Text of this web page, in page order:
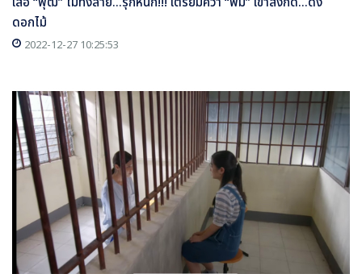
ดอกไม้
2022-12-27 10:25:53